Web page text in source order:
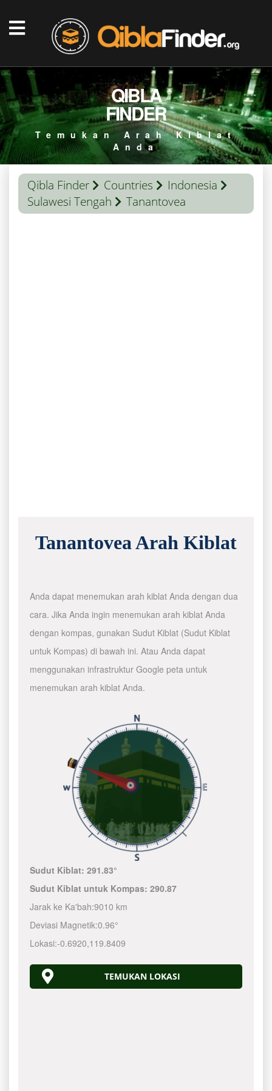
QIBLA
FINDER
Temukan Arah Kiblat
Anda
Qibla Finder Countries
Indonesia
Sulawesi Tengah
Tanantovea
Tanantovea Arah Kiblat
Anda dapat menemukan arah kiblat Anda dengan dua
cara. Jika Anda ingin menemukan arah kiblat Anda
dengan kompas, gunakan Sudut Kiblat (Sudut Kiblat
untuk Kompas) di bawah ini. Atau Anda dapat
menggunakan infrastruktur Google peta untuk
menemukan arah kiblat Anda.
Sudut Kiblat:291.83°
Sudut Kiblat untuk Kompas:290.87
Jarak ke Ka'bah:9010 km
Deviasi Magnetik:0.96°
Lokasi:-0.6920,119.8410
TEMUKAN LOKASI